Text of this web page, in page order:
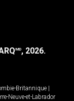
MD, 2026.
Britannique |
Neuve-et-Labrador